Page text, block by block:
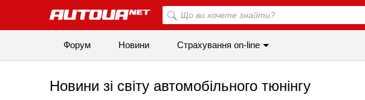
Форум Новини Страхування on-line
Новини зі світу автомобільного тюнінгу